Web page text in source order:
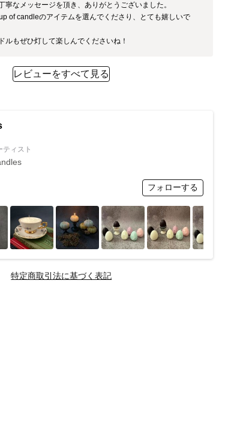
寧なメッセージを頂き、ありがとうございました。
of candleのアイテムを選んでくださり、とても嬉しいで
レビューをすべて見る
ティスト
フォローする
特定商取引法に基づく表記